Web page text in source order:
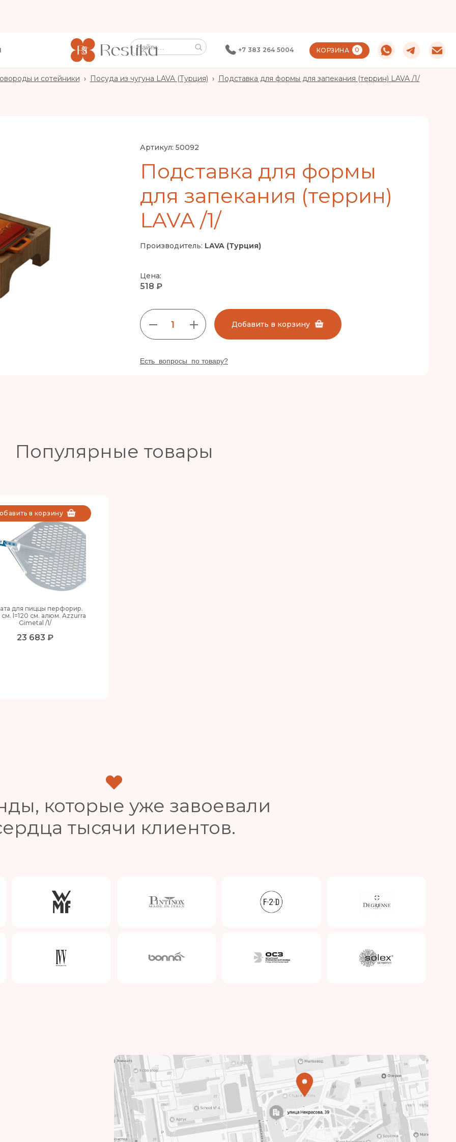
+7 383 264 5004 КОРЗИНА 0
и сотейники › Посуда из чугуна LAVA (Турция) › Подставка для формы для запекания (террин) LAVA /1/
Артикул: 50092
Подставка для формы
для запекания (террин)
LAVA /1/
Производитель: LAVA (Турция)
Цена:
518 ₽
1 Добавить в корзину
Есть вопросы по товару?
Популярные товары
для пиццы перфорир.
см. l=120 см. алюм. Azzurra
Gimetal /1/
23 683 ₽
в корзину
которые уже завоевали
тысячи клиентов.